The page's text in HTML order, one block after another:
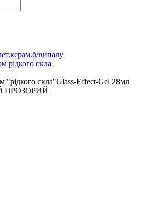
випалу
рідкого скла
"рідкого скла"Glass-Effect-Gel 28мл|